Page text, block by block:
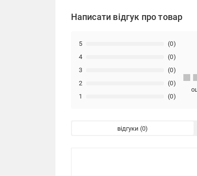
Написати відгук про товар
1 (0)
2 (0)
3 (0)
4 (0)
5 (0)
відгуки